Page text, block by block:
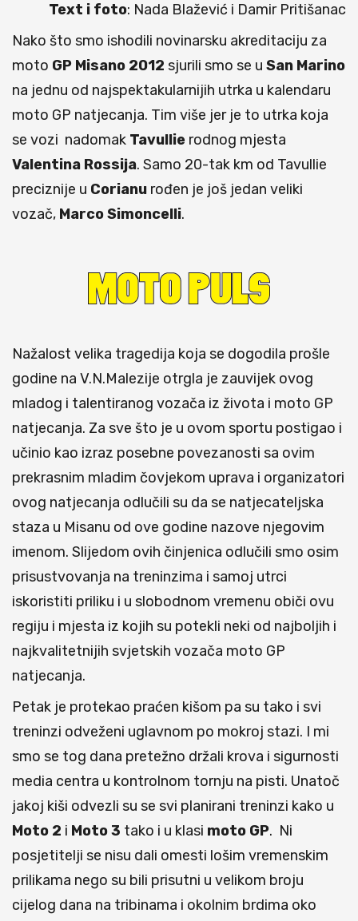
Text i foto: Nada Blažević i Damir Pritišanac
Nako što smo ishodili novinarsku akreditaciju za
moto GP Misano 2012 sjurili smo se u San Marino
na jednu od najspektakularnijih utrka u kalendaru
moto GP natjecanja. Tim više jer je to utrka koja
se vozi nadomak Tavullie rodnog mjesta
Valentina Rossija. Samo 20-tak km od Tavullie
preciznije u Corianu rođen je još jedan veliki
vozač, MarcoSimoncelli.
Nažalost velika tragedija koja se dogodila prošle
godine na V.N.Malezije otrgla je zauvijek ovog
mladog i talentiranog vozača iz života i moto GP
natjecanja. Za sve što je u ovom sportu postigao i
učinio kao izraz posebne povezanosti sa ovim
prekrasnim mladim čovjekom uprava i organizatori
ovog natjecanja odlučili su da se natjecateljska
staza u Misanu od ove godine nazove njegovim
imenom. Slijedom ovih činjenica odlučili smo osim
prisustvovanja na treninzima i samoj utrci
iskoristiti priliku i u slobodnom vremenu običi ovu
regiju i mjesta iz kojih su potekli neki od najboljih i
najkvalitetnijih svjetskih vozača moto GP
natjecanja.
Petak je protekao praćen kišom pa su tako i svi
treninzi odveženi uglavnom po mokroj stazi. I mi
smo se tog dana pretežno držali krova i sigurnosti
media centra u kontrolnom tornju na pisti. Unatoč
jakoj kiši odvezli su se svi planirani treninzi kako u
Moto 2 i Moto 3 tako i u klasi moto GP. Ni
posjetitelji se nisu dali omesti lošim vremenskim
prilikama nego su bili prisutni u velikom broju
cijelog dana na tribinama i okolnim brdima oko